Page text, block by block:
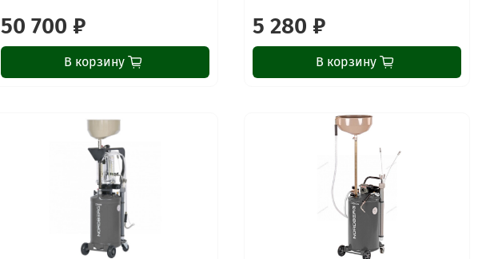
50 700 ₽
В корзину
5 280 ₽
В корзину